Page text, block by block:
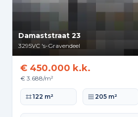
Damaststraat 23
3295VC 's-Gravendeel
€ 450.000 k.k.
€ 3.688/m²
Woonoppervlakte
122 m² Perceeloppervlakte
205 m²